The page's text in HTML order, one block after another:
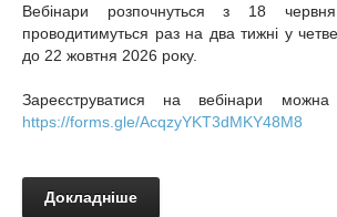
Вебінари розпочнуться з 18
проводитимуться раз на два тижні у
до 22 жовтня 2026 року.
Зареєструватися на вебінари
https://forms.gle/AcqzyYKT3dMKY48M8
Докладніше